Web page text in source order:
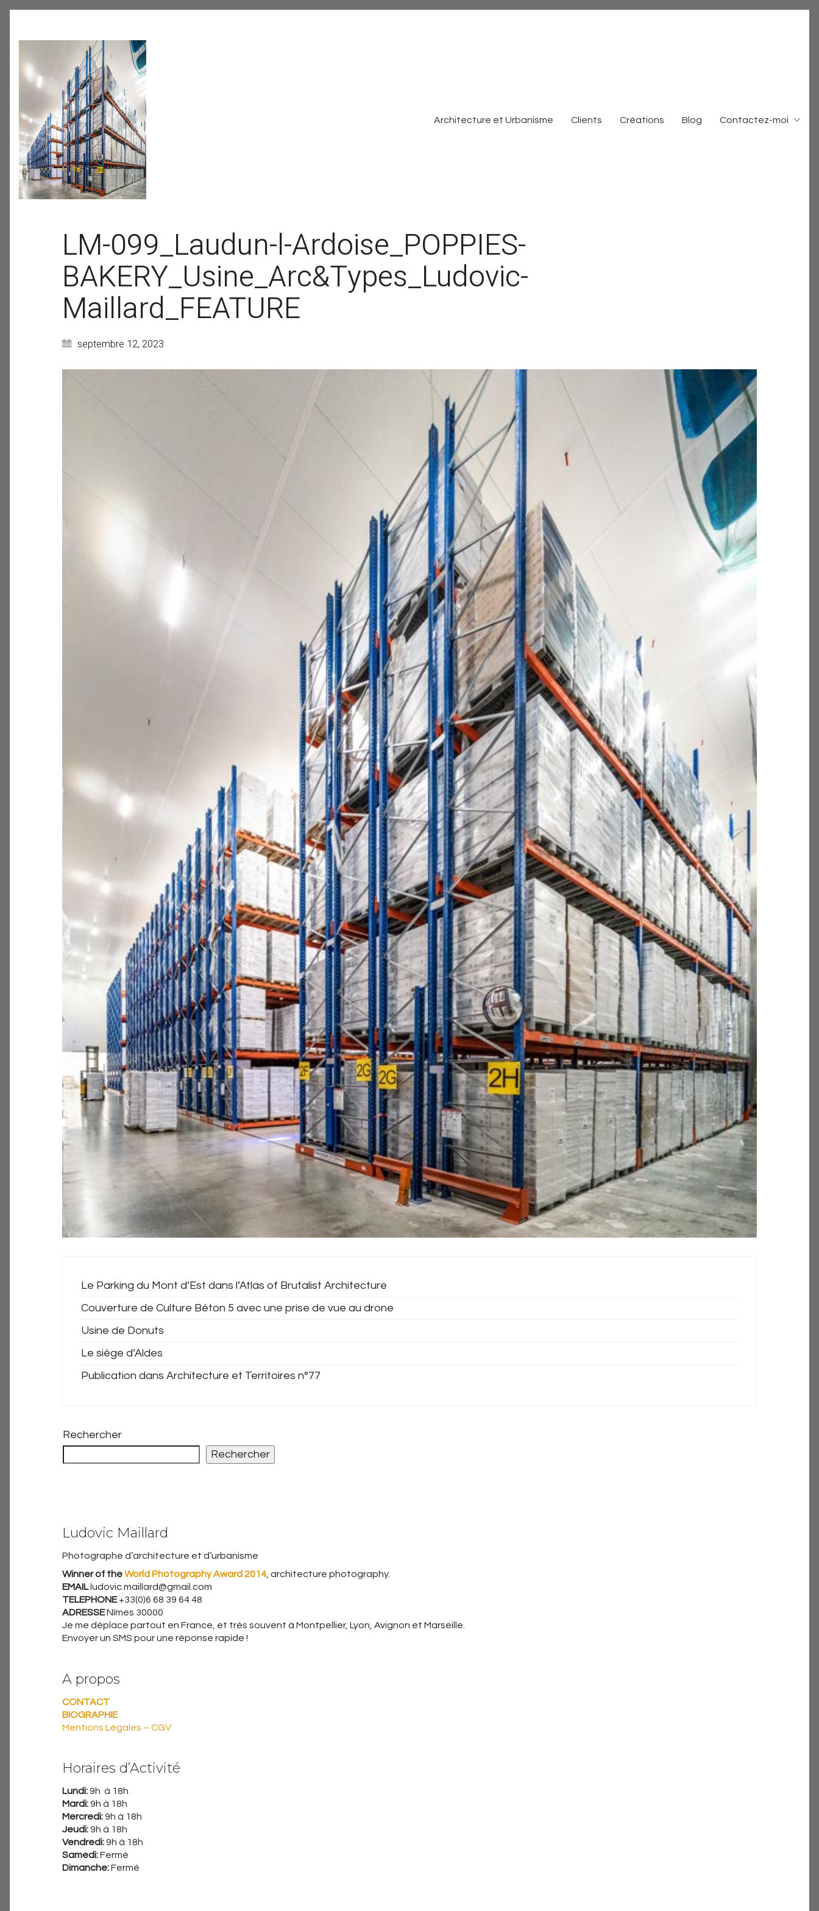
Architecture et Urbanisme Clients Créations Blog Contactez-moi
LM-099_Laudun-l-Ardoise_POPPIES-
BAKERY_Usine_Arc&Types_Ludovic-
Maillard_FEATURE
septembre 12, 2023
Le Parking du Mont d’Est dans l’Atlas of Brutalist Architecture
Couverture de Culture Béton 5 avec une prise de vue au drone
Usine de Donuts
Le siège d’Aldes
Publication dans Architecture et Territoires n°77
Rechercher
Rechercher
Ludovic Maillard
Photographe d’architecture et d’urbanisme
Winner of theWorld Photography Award 2014 , architecture photography.
EMAIL ludovic.maillard@gmail.com
TELEPHONE+33(0)6 68 39 64 48
ADRESSENîmes 30000
Je me déplace partout en France, et très souvent à Montpellier, Lyon, Avignon et Marseille.
Envoyer un SMS pour une réponse rapide !
A propos
CONTACT
BIOGRAPHIE
Mentions Légales – CGV
Horaires d’Activité
Lundi:9h à 18h
Mardi:9h à 18h
Mercredi:9h à 18h
Jeudi:9h à 18h
Vendredi:9h à 18h
Samedi:Fermé
Dimanche:Fermé